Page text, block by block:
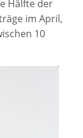
Hälfte der
im April,
10